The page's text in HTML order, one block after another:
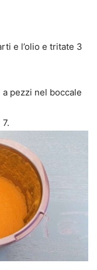
e l’olio e tritate 3
pezzi nel boccale